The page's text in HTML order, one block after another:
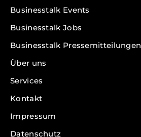
Businesstalk Events
Businesstalk Jobs
Businesstalk Pressemitteilungen
Über uns
Services
Kontakt
Impressum
Datenschutz